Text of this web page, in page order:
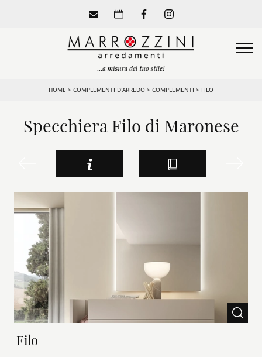
HOME > COMPLEMENTI D’ARREDO > COMPLEMENTI > FILO
Specchiera Filo di Maronese
Filo